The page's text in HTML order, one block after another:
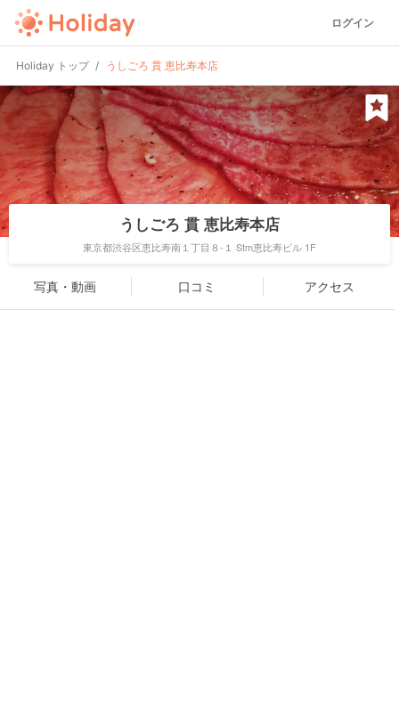
ログイン
Holiday トップ うしごろ 貫 恵比寿本店
うしごろ 貫 恵比寿本店
東京都渋谷区恵比寿南１丁目８-１ Stm恵比寿ビル 1F
写真・動画 口コミ アクセス